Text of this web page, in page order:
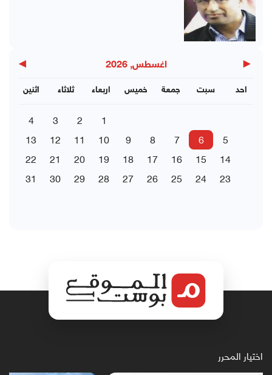
◀ اغسطس, 2026 ▶
اثنين ثلاثاء اربعاء خميس جمعة سبت احد
1
2
3
4
5
6
7
8
9
10
11
12
13
14
15
16
17
18
19
20
21
22
23
24
25
26
27
28
29
30
31
اختيار المحرر